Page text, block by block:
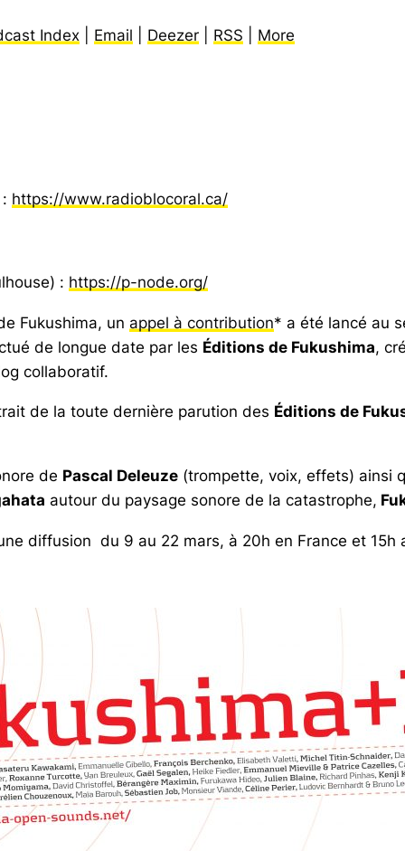
Index Email Deezer RSS More
https://www.radioblocoral.ca/
: https://p-node.org/
Fukushima, un appel à contribution* a été lancé au
de longue date par les Éditions de Fukushima,
collaboratif.
de la toute dernière parution des Éditions de
de Pascal Deleuze (trompette, voix, effets) ainsi
autour du paysage sonore de la catastrophe,
diffusion du 9 au 22 mars, à 20h en France et 15h